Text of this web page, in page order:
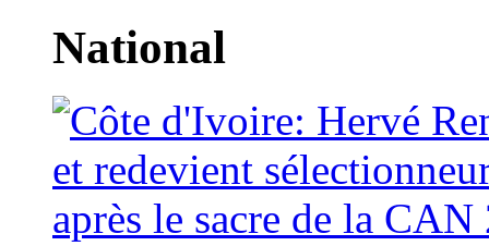
National